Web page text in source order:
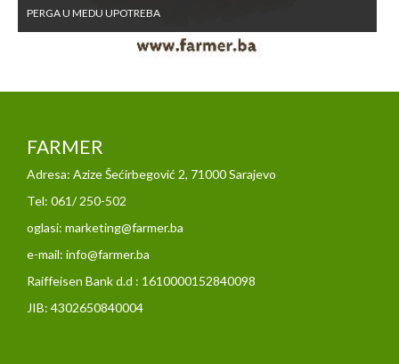
DA LI JE HELIKO BAKTERIJA IZLJEČIVA?
FARMER
Adresa: Azize Šećirbegović 2, 71000 Sarajevo
Tel: 061/ 250-502
oglasi: marketing@farmer.ba
e-mail: info@farmer.ba
Raiffeisen Bank d.d : 1610000152840098
JIB: 4302650840004